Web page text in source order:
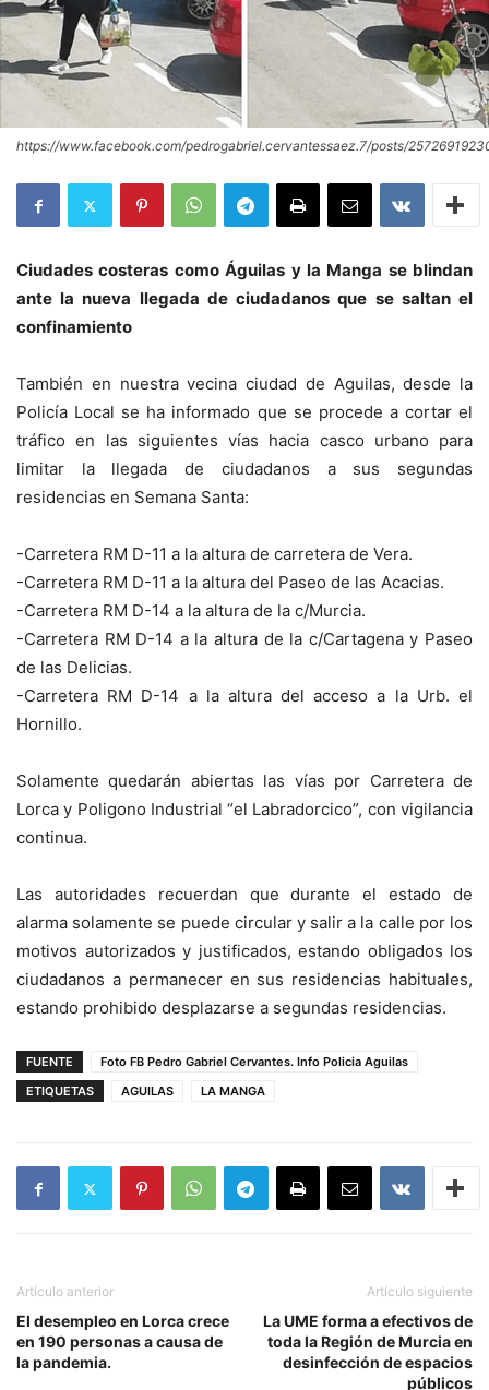
https://www.facebook.com/pedrogabriel.cervantessaez.7/posts/
Ciudades costeras como Águilas y la Manga se blindan
ante la nueva llegada de ciudadanos que se saltan el
confinamiento
También en nuestra vecina ciudad de Aguilas, desde la
Policía Local se ha informado que se procede a cortar el
tráfico en las siguientes vías hacia casco urbano para
limitar la llegada de ciudadanos a sus segundas
residencias en Semana Santa:
-Carretera RM D-11 a la altura de carretera de Vera.
-Carretera RM D-11 a la altura del Paseo de las Acacias.
-Carretera RM D-14 a la altura de la c/Murcia.
-Carretera RM D-14 a la altura de la c/Cartagena y Paseo
de las Delicias.
-Carretera RM D-14 a la altura del acceso a la Urb. el
Hornillo.
Solamente quedarán abiertas las vías por Carretera de
Lorca y Poligono Industrial “el Labradorcico”, con vigilancia
continua.
Las autoridades recuerdan que durante el estado de
alarma solamente se puede circular y salir a la calle por los
motivos autorizados y justificados, estando obligados los
ciudadanos a permanecer en sus residencias habituales,
estando prohibido desplazarse a segundas residencias.
FUENTE
Foto FB Pedro Gabriel Cervantes. Info Policia Aguilas
ETIQUETAS
AGUILAS LA MANGA
Artículo anterior
El desempleo en Lorca crece
en 190 personas a causa de
la pandemia.
Artículo siguiente
La UME forma a efectivos de
toda la Región de Murcia en
desinfección de espacios
públicos